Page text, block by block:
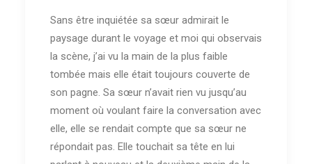
Sans être inquiétée sa sœur admirait le
paysage durant le voyage et moi qui observais
la scène, j’ai vu la main de la plus faible
tombée mais elle était toujours couverte de
son pagne. Sa sœur n’avait rien vu jusqu’au
moment où voulant faire la conversation avec
elle, elle se rendait compte que sa sœur ne
répondait pas. Elle touchait sa tête en lui